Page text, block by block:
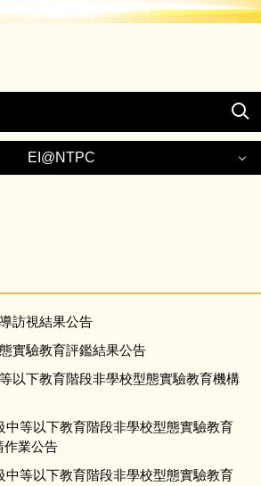
EI@NTPC
訪視結果公告
實驗教育評鑑結果公告
以下教育階段非學校型態實驗教育機構
中等以下教育階段非學校型態實驗教育
作業公告
中等以下教育階段非學校型態實驗教育